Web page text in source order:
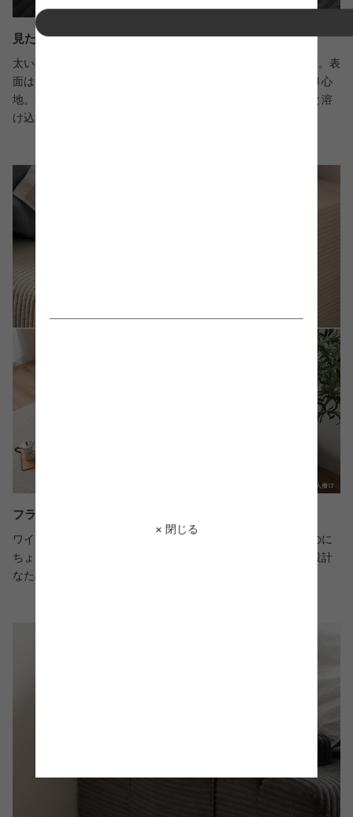
× 閉じる
見た目も触り心地も心地いいコーデュロイ生地
太い畝(うね)が魅力的な表情を魅せるコーデュロイ素材を採用。表
面はやさしい起毛感がありつつ、夏も冬も快適に過ごせる触り心
地。落ち着いた色味と豊かな質感で、どんなお部屋にも自然と溶
け込み、上質な空間を演出します。
フラットでワイドなひじ掛けは、小物置きや枕にも
ワイド設計された肘掛けは、本やスマホなどをちょっと置くのに
ちょうどいい便利な広さ。また、座面と高低差が少ないロー設計
なため枕としても使用でき、快適に休息することが可能です。